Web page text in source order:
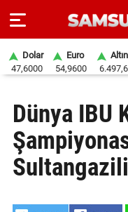
SAYFA
SAMSUN
HABER
Dolar
47,6000
Euro
54,9600
Altın
Dünya IBU